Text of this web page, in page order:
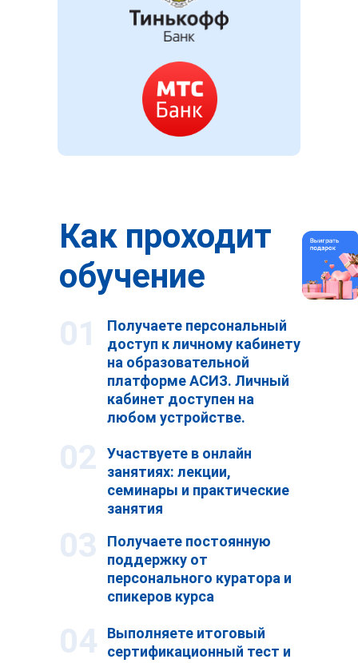
Как проходит
обучение
01
Получаете персональный
доступ к личному кабинету
на образовательной
платформе АСИЗ. Личный
кабинет доступен на
любом устройстве.
02
Участвуете в онлайн
занятиях: лекции,
семинары и практические
занятия
03
04
Получаете постоянную
поддержку от
персонального куратора и
спикеров курса
Выполняете итоговый
сертификационный тест и